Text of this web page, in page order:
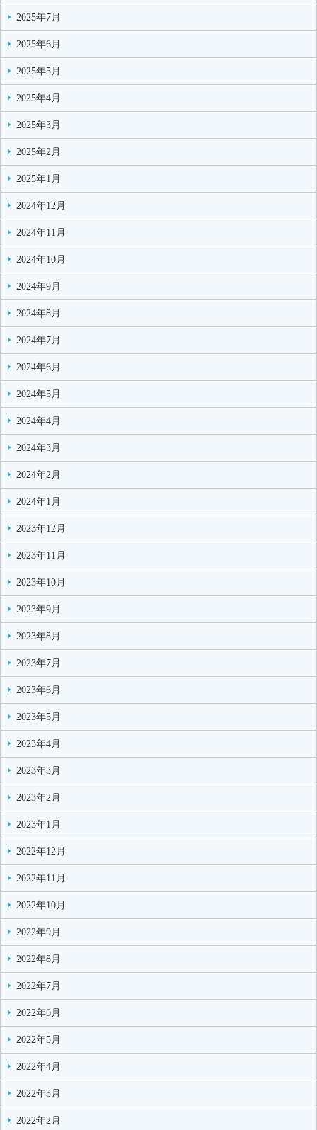
2025年7月
2025年6月
2025年5月
2025年4月
2025年3月
2025年2月
2025年1月
2024年12月
2024年11月
2024年10月
2024年9月
2024年8月
2024年7月
2024年6月
2024年5月
2024年4月
2024年3月
2024年2月
2024年1月
2023年12月
2023年11月
2023年10月
2023年9月
2023年8月
2023年7月
2023年6月
2023年5月
2023年4月
2023年3月
2023年2月
2023年1月
2022年12月
2022年11月
2022年10月
2022年9月
2022年8月
2022年7月
2022年6月
2022年5月
2022年4月
2022年3月
2022年2月